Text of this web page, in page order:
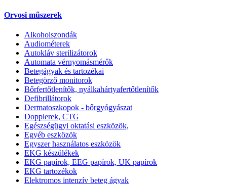
Orvosi műszerek
Alkoholszondák
Audiométerek
Autokláv sterilizátorok
Automata vérnyomásmérők
Betegágyak és tartozékai
Betegörző monitorok
Bőrfertőtlenítők, nyálkahártyafertőtlenítők
Defibrillátorok
Dermatoszkopok - bőrgyógyászat
Dopplerek, CTG
Egészségügyi oktatási eszközök,
Egyéb eszközök
Egyszer használatos eszközök
EKG készülékek
EKG papírok, EEG papírok, UK papírok
EKG tartozékok
Elektromos intenzív beteg ágyak